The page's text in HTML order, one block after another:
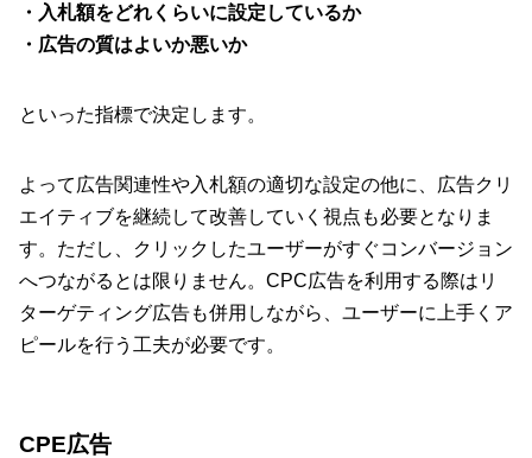
・入札額をどれくらいに設定しているか
・広告の質はよいか悪いか
といった指標で決定します。
よって広告関連性や入札額の適切な設定の他に、広告クリ
エイティブを継続して改善していく視点も必要となりま
す。ただし、クリックしたユーザーがすぐコンバージョン
へつながるとは限りません。CPC広告を利用する際はリ
ターゲティング広告も併用しながら、ユーザーに上手くア
ピールを行う工夫が必要です。
CPE広告